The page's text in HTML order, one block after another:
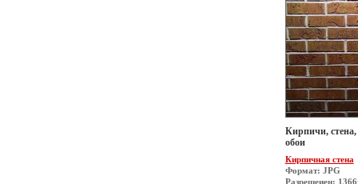
Кирпичи, стена,
обои
Кирпичная стена
Формат: JPG
Разрешеиен: